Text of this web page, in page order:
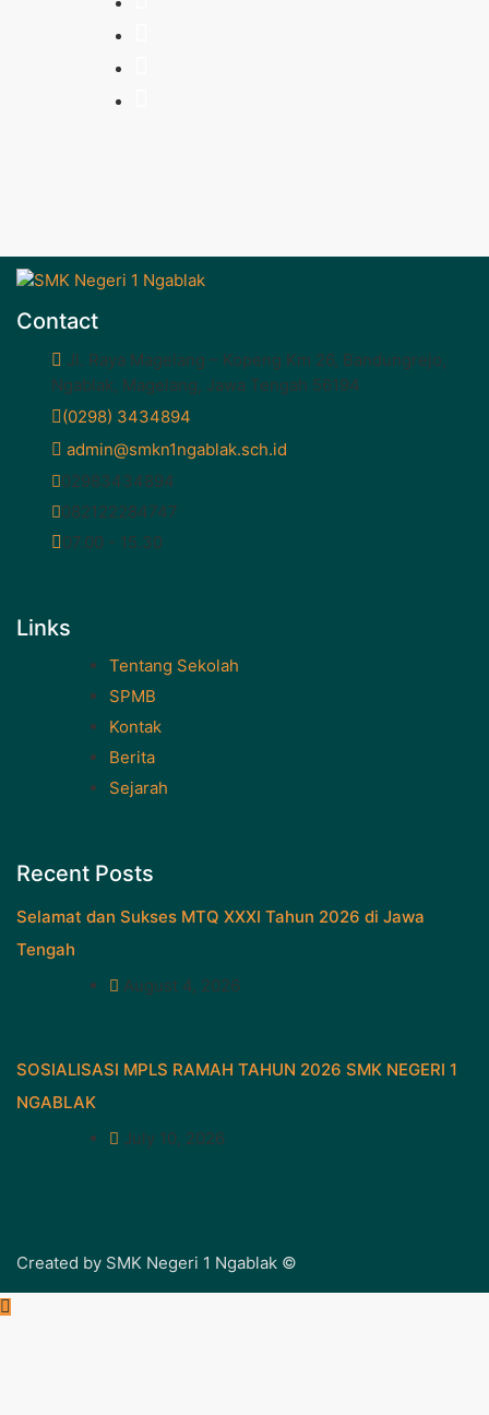
Contact
Jl. Raya Magelang – Kopeng Km 26, Bandungrejo,
Ngablak, Magelang, Jawa Tengah 56194
(0298) 3434894
admin@smkn1ngablak.sch.id
02983434894
082122284747
07.00 - 15.30
Links
Tentang Sekolah
SPMB
Kontak
Berita
Sejarah
Recent Posts
Selamat dan Sukses MTQ XXXI Tahun 2026 di Jawa
Tengah
August 4, 2026
SOSIALISASI MPLS RAMAH TAHUN 2026 SMK NEGERI 1
NGABLAK
July 10, 2026
Created by SMK Negeri 1 Ngablak ©